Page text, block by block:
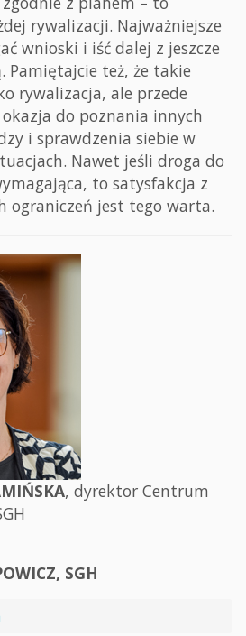
rywalizacji. Najważniejsze
wnioski i iść dalej z jeszcze
Pamiętajcie też, że takie
rywalizacja, ale przede
do poznania innych
i sprawdzenia siebie w
Nawet jeśli droga do
to satysfakcja z
ograniczeń jest tego warta.
, dyrektor Centrum
SGH